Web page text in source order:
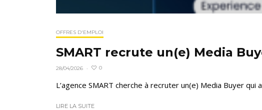
OFFRES D'EMPLOI
SMART recrute un(e) Media
28/04/2026 · 0
L’agence SMART cherche à recruter un(e) Media Buyer
LIRE LA SUITE